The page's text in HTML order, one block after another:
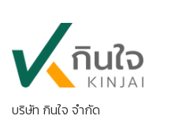
บริษัท กินใจ จำกัด